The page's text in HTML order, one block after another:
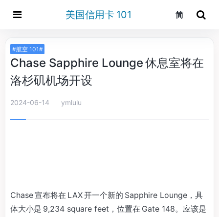
美国信用卡 101 简
#航空 101#
Chase Sapphire Lounge 休息室将在
洛杉矶机场开设
2024-06-14 ymlulu
Chase 宣布将在 LAX 开一个新的 Sapphire Lounge，具
体大小是 9,234 square feet，位置在 Gate 148。应该是